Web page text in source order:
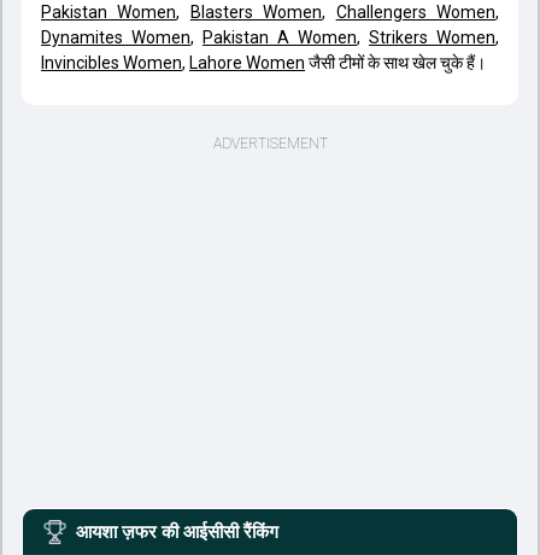
Pakistan Women, Blasters Women, Challengers Women,
Dynamites Women, Pakistan A Women, Strikers Women,
Invincibles Women, Lahore Women जैसी टीमों के साथ खेल चुके हैं।
आयशा ज़फरकी आईसीसी रैंकिंग